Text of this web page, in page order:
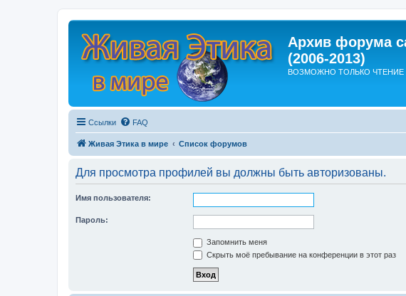
Архив форума
(2006-2013)
ВОЗМОЖНО ТОЛЬКО ЧТЕНИЕ
Ссылки FAQ
Живая Этика в мире Список форумов
Для просмотра профилей вы должны быть авторизованы.
Имя пользователя:
Пароль:
Запомнить меня
Скрыть моё пребывание на конференции в этот раз